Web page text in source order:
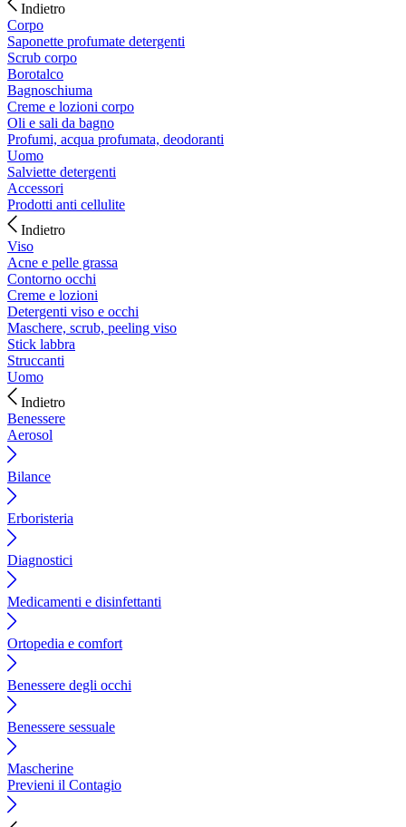
Indietro
Corpo
Saponette profumate detergenti
Scrub corpo
Borotalco
Bagnoschiuma
Creme e lozioni corpo
Oli e sali da bagno
Profumi, acqua profumata, deodoranti
Uomo
Salviette detergenti
Accessori
Prodotti anti cellulite
Indietro
Viso
Acne e pelle grassa
Contorno occhi
Creme e lozioni
Detergenti viso e occhi
Maschere, scrub, peeling viso
Stick labbra
Struccanti
Uomo
Indietro
Benessere
Aerosol
Bilance
Erboristeria
Diagnostici
Medicamenti e disinfettanti
Ortopedia e comfort
Benessere degli occhi
Benessere sessuale
Mascherine
Previeni il Contagio